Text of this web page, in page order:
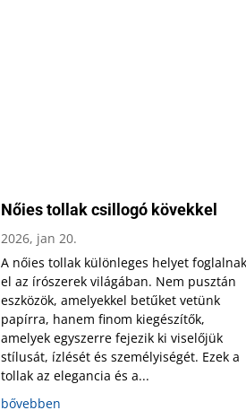
Nőies tollak csillogó kövekkel
2026, jan 20.
A nőies tollak különleges helyet foglalnak
el az írószerek világában. Nem pusztán
eszközök, amelyekkel betűket vetünk
papírra, hanem finom kiegészítők,
amelyek egyszerre fejezik ki viselőjük
stílusát, ízlését és személyiségét. Ezek a
tollak az elegancia és a...
bővebben